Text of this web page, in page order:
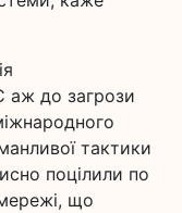
аж до загрози
тактики
поцілили по
що